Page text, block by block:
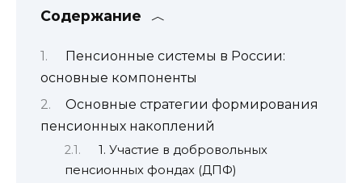
Содержание
Пенсионные системы в России:
основные компоненты
Основные стратегии формирования
пенсионных накоплений
1. Участие в добровольных
пенсионных фондах (ДПФ)